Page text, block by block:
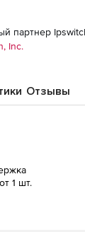
партнер
Inc.
Отзывы
1 шт.